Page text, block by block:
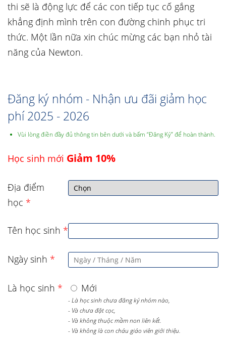
thi sẽ là động lực để các con tiếp tục cố gắng
khẳng định mình trên con đường chinh phục tri
thức. Một lần nữa xin chúc mừng các bạn nhỏ tài
năng của Newton.
Đăng ký nhóm - Nhận ưu đãi giảm học
phí 2025 - 2026
Vùi lòng điền đầy đủ thông tin bên dưới và bấm “Đăng Ký” để hoàn thành.
Học sinh mới Giảm 10%
Địa điểm
học *
Tên học sinh *
Ngày sinh *
Là học sinh * Mới
- Là học sinh chưa đăng ký nhóm nào,
- Và chưa đặt cọc,
- Và không thuộc mầm non liên kết.
- Và không là con cháu giáo viên giới thiệu.